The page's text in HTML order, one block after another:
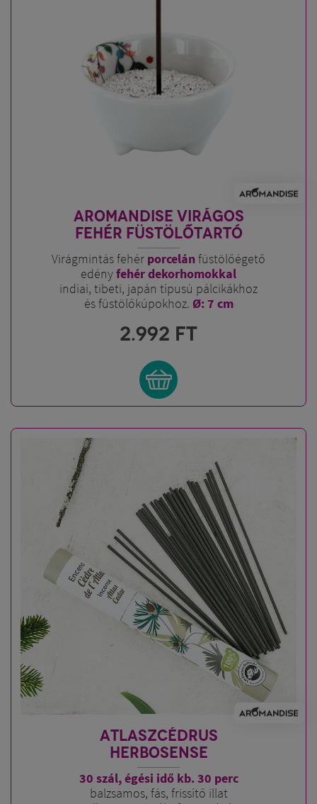
AROMANDISE VIRÁGOS
FEHÉR FÜSTÖLŐTARTÓ
Virágmintás fehér porcelánfüstölőégető
edényfehér dekorhomokkal
indiai, tibeti, japán típusú pálcikákhoz
és füstölőkúpokhoz. Ø: 7 cm
2.992 FT
ATLASZCÉDRUS
HERBOSENSE
30 szál, égési idő kb. 30 perc
balzsamos, fás, frissítő illat